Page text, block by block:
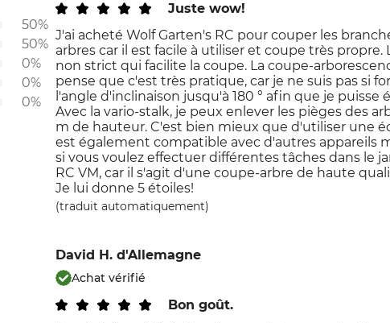
50%
50%
0%
0%
0%
Juste wow!
J'ai acheté Wolf Garten's RC pour couper les
arbres car il est facile à utiliser et coupe très
non strict qui facilite la coupe. La coupe-
pense que c'est très pratique, car je ne suis pas si
l'angle d'inclinaison jusqu'à 180 ° afin que je
Avec la vario-stalk, je peux enlever les pièges des
m de hauteur. C'est bien mieux que d'utiliser une
est également compatible avec d'autres appareils
si vous voulez effectuer différentes tâches dans le
RC VM, car il s'agit d'une coupe-arbre de haute
Je lui donne 5 étoiles!
(traduit automatiquement)
David H. d'Allemagne
Achat vérifié
Bon goût.